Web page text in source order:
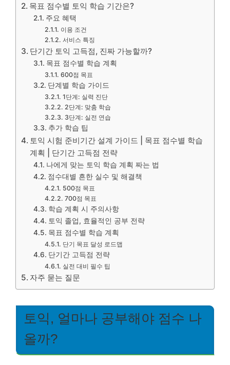
목표 점수별 토익 학습 기간은?
주요 혜택
이용 조건
서비스 특징
단기간 토익 고득점, 진짜 가능할까?
목표 점수별 학습 계획
600점 목표
단계별 학습 가이드
1단계: 실력 진단
2단계: 맞춤 학습
3단계: 실전 연습
추가 학습 팁
토익 시험 준비기간 설계 가이드 | 목표 점수별 학습
계획 | 단기간 고득점 전략
나에게 맞는 토익 학습 계획 짜는 법
점수대별 흔한 실수 및 해결책
500점 목표
700점 목표
학습 계획 시 주의사항
토익 졸업, 효율적인 공부 전략
목표 점수별 학습 계획
단기 목표 달성 로드맵
단기간 고득점 전략
실전 대비 필수 팁
자주 묻는 질문
토익, 얼마나 공부해야 점수 나
올까?